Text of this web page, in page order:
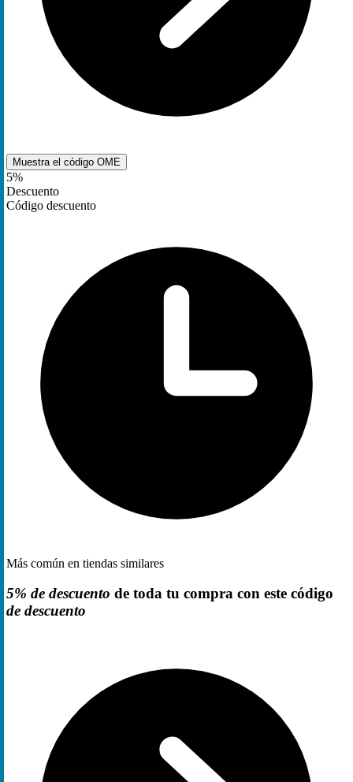
Muestra el código OME
5%
Descuento
Código descuento
Más común en tiendas similares
5% de descuento de toda tu compra con este código
de descuento